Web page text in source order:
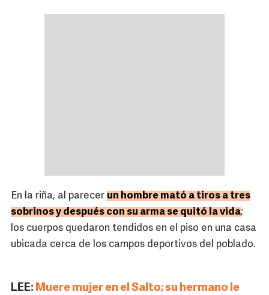
En la riña, al parecer un hombre mató a tiros a tres
sobrinos y después con su arma se quitó la vida;
los cuerpos quedaron tendidos en el piso en una casa
ubicada cerca de los campos deportivos del poblado.
LEE: Muere mujer en el Salto; su hermano le